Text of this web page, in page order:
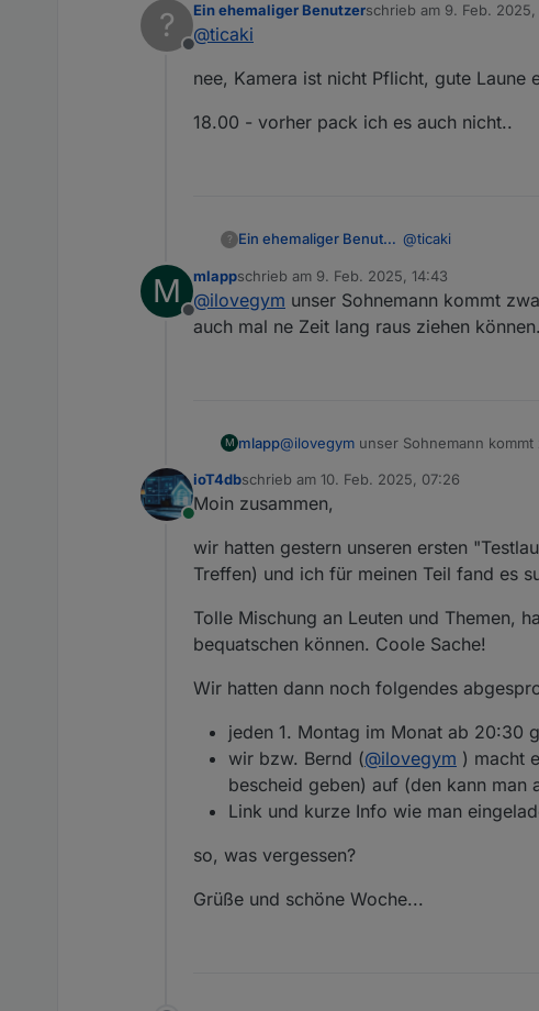
Ich hoffe nicht das Kamera pflicht ist,
?
Offline
Ein ehemaliger Benutzerschrieb am 9. Feb. 2025,
zuletzt editiert von
@ticaki
nee, Kamera ist nicht Pflicht, gute Laune
18.00 - vorher pack ich es auch nicht..
? Ein ehemaliger Benutzer @ticaki
nee, Kamera ist
18.00 - vorher
M
Offline
mlappschrieb am 9. Feb. 2025, 14:43
zuletzt editiert von
@ilovegym unser Sohnemann kommt
auch mal ne Zeit lang raus ziehen
M mlapp@ilovegym unser Sohnemann
Online
ioT4dbschrieb am 10. Feb. 2025, 07:26
zuletzt editiert von
Moin zusammen,
wir hatten gestern unseren ersten
Treffen) und ich für meinen Teil fand es
Tolle Mischung an Leuten und Themen,
bequatschen können. Coole Sache!
Wir hatten dann noch folgendes
jeden 1. Montag im Monat ab 20:30
wir bzw. Bernd (@ilovegym ) macht
bescheid geben) auf (den kann man
Link und kurze Info wie man
so, was vergessen?
Grüße und schöne Woche...